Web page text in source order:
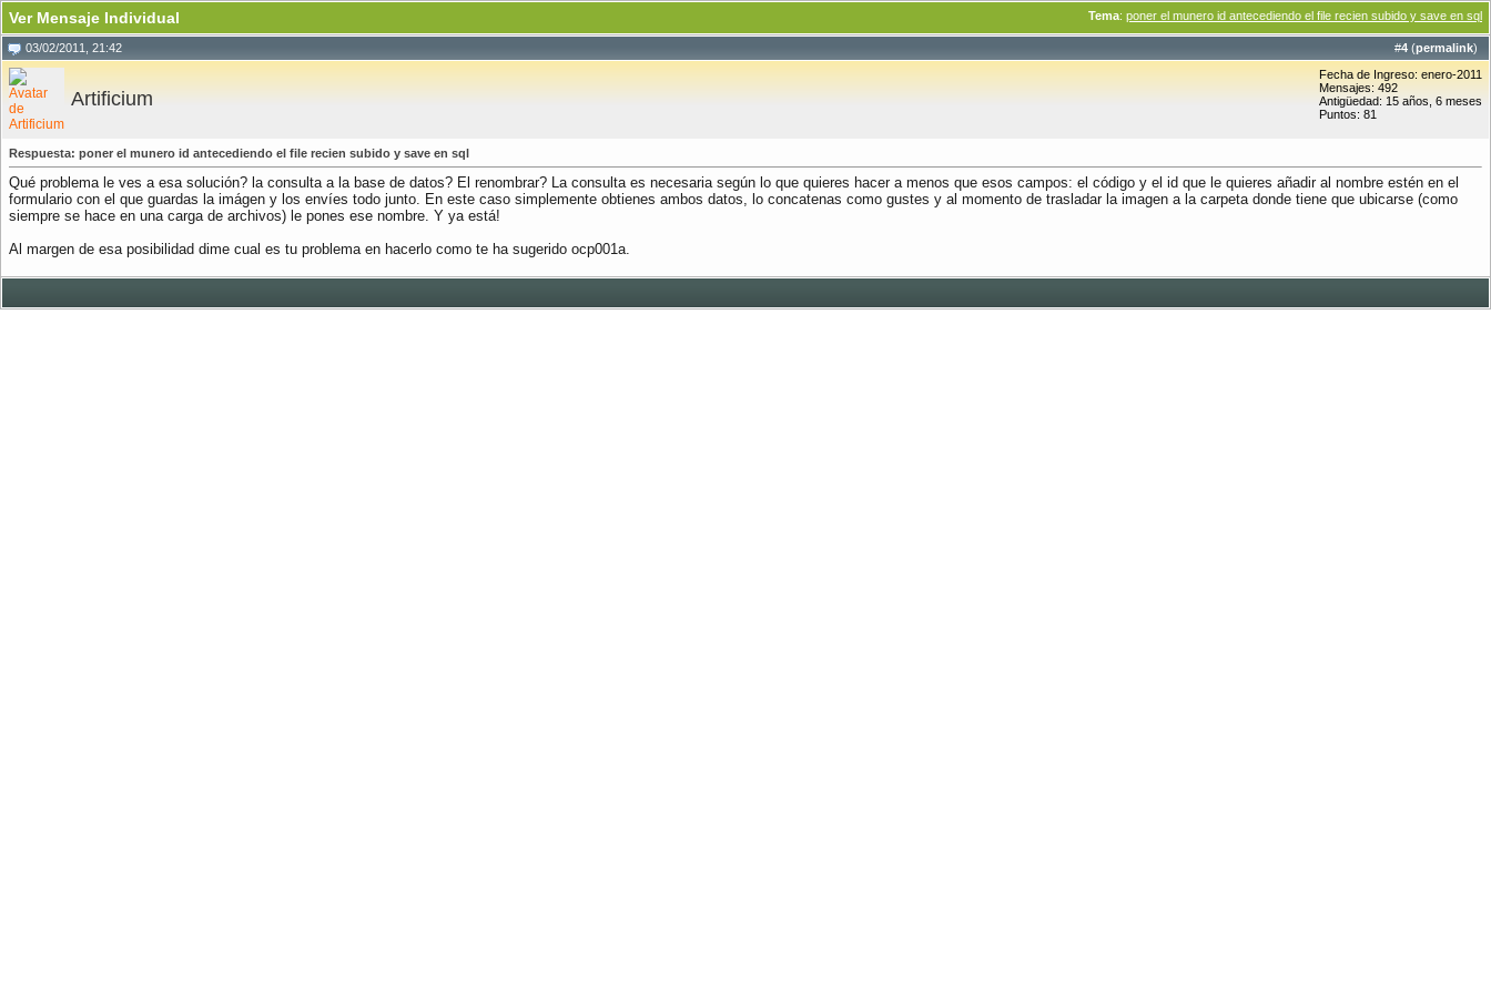
Tema: poner el munero id antecediendo el file recien subido y save en sql
Ver Mensaje Individual
#4 (permalink)
03/02/2011, 21:42
Artificium
Fecha de Ingreso: enero-2011
Mensajes: 492
Antigüedad: 15 años, 6 meses
Puntos: 81
Respuesta: poner el munero id antecediendo el file recien subido y save en sql
Qué problema le ves a esa solución? la consulta a la base de datos? El renombrar? La consulta es necesaria según lo que quieres hacer a menos que esos campos: el código y el id que le quieres añadir al nombre estén en el
formulario con el que guardas la imágen y los envíes todo junto. En este caso simplemente obtienes ambos datos, lo concatenas como gustes y al momento de trasladar la imagen a la carpeta donde tiene que ubicarse (como
siempre se hace en una carga de archivos) le pones ese nombre. Y ya está!
Al margen de esa posibilidad dime cual es tu problema en hacerlo como te ha sugerido ocp001a.